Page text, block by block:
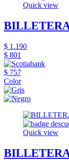
Quick view
$ 1.190
$ 801
$ 757
Color
Quick view